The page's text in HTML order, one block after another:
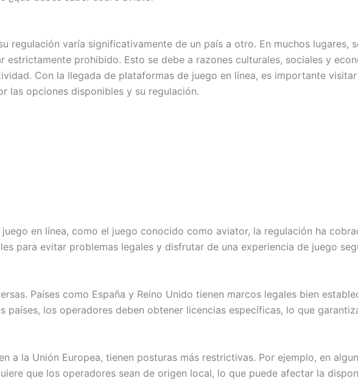
regulación varía significativamente de un país a otro. En muchos lugares,
estrictamente prohibido. Esto se debe a razones culturales, sociales y
Con la llegada de plataformas de juego en línea, es importante visitar
las opciones disponibles y su regulación.
en línea, como el juego conocido como aviator, la regulación ha
para evitar problemas legales y disfrutar de una experiencia de juego
Países como España y Reino Unido tienen marcos legales bien
países, los operadores deben obtener licencias específicas, lo que
a la Unión Europea, tienen posturas más restrictivas. Por ejemplo, en
que los operadores sean de origen local, lo que puede afectar la